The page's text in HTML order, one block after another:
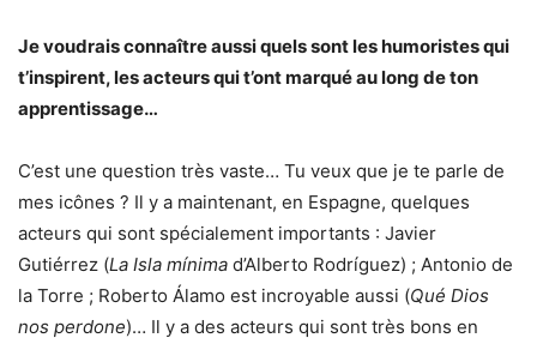
Je voudrais connaître aussi quels sont les humoristes qui
t’inspirent, les acteurs qui t’ont marqué au long de ton
apprentissage…
C’est une question très vaste… Tu veux que je te parle de
mes icônes ? Il y a maintenant, en Espagne, quelques
acteurs qui sont spécialement importants : Javier
Gutiérrez (La Isla mínima d’Alberto Rodríguez) ; Antonio de
la Torre ; Roberto Álamo est incroyable aussi (Qué Dios
nos perdone)… Il y a des acteurs qui sont très bons en